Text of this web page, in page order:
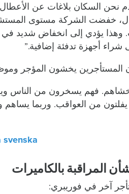
نحن السكان بلاغات عن
خفضت الشركة مستوى
وهذا يؤدي إلى انخفاض شديد في
شراء أجهزة تدفئة إضافية.”
المستأجرين يخشون المؤجر
أخشاهم. فهم يسخرون من الناس
من العواقب. وربما
svenska
المراقبة بالكاميرات
آخر في فوريبري: